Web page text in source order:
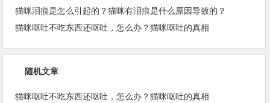
猫咪泪痕是怎么引起的？猫咪有泪痕是什么原因导致的？
猫咪呕吐不吃东西还呕吐，怎么办？猫咪呕吐的真相
随机文章
猫咪呕吐不吃东西还呕吐，怎么办？猫咪呕吐的真相